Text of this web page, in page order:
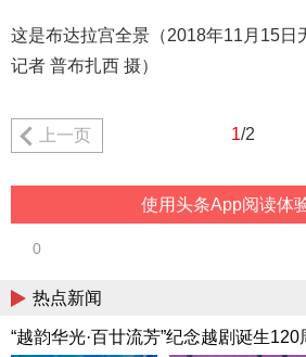
这是布达拉宫全景（2018年11月15日
记者 普布扎西 摄）
上一页 1/2
使用头条App阅读体
0
热点新闻
“越韵华光·百廿流芳”纪念越剧诞生